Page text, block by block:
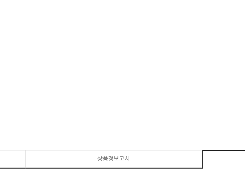
상품정보고시